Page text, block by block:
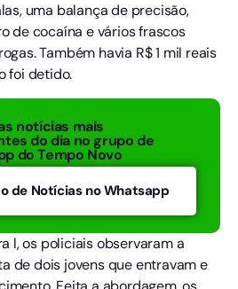
uma balança de precisão,
de cocaína e vários frascos
Também havia R$ 1 mil reais
foi detido.
notícias mais
do dia no grupo de
do Tempo Novo
de Notícias no Whatsapp
l, os policiais observaram a
de dois jovens que entravam e